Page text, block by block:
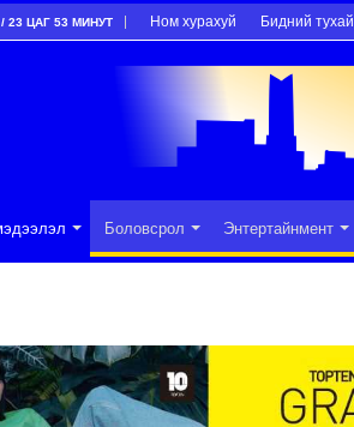
23 ЦАГ 53 МИНУТ Ном хурахуй Бидний тухай
Боловсрол Энтертайнмент